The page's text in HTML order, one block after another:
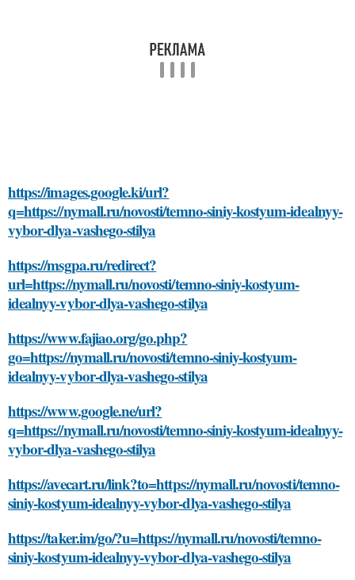
https://images.google.ki/url?
q=https://nymall.ru/novosti/temno-siniy-kostyum-idealnyy-
vybor-dlya-vashego-stilya
https://msgpa.ru/redirect?
url=https://nymall.ru/novosti/temno-siniy-kostyum-
idealnyy-vybor-dlya-vashego-stilya
https://www.fajiao.org/go.php?
go=https://nymall.ru/novosti/temno-siniy-kostyum-
idealnyy-vybor-dlya-vashego-stilya
https://www.google.ne/url?
q=https://nymall.ru/novosti/temno-siniy-kostyum-idealnyy-
vybor-dlya-vashego-stilya
https://avecart.ru/link?to=https://nymall.ru/novosti/temno-
siniy-kostyum-idealnyy-vybor-dlya-vashego-stilya
https://taker.im/go/?u=https://nymall.ru/novosti/temno-
siniy-kostyum-idealnyy-vybor-dlya-vashego-stilya